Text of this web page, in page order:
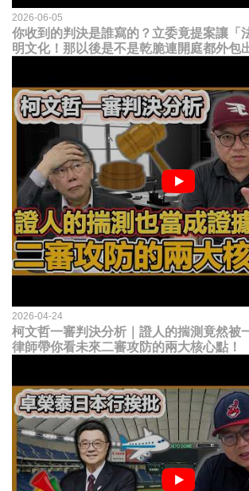
2026-06-05
你收到的判決是誰寫的？立委竟提案讓「
明文化！那以後是不是乾脆連開庭都外包
2026-04-24
柯文哲一審判決分析｜證人的揣測竟然被
律師帶你看未來二審攻防的兩大核心點！